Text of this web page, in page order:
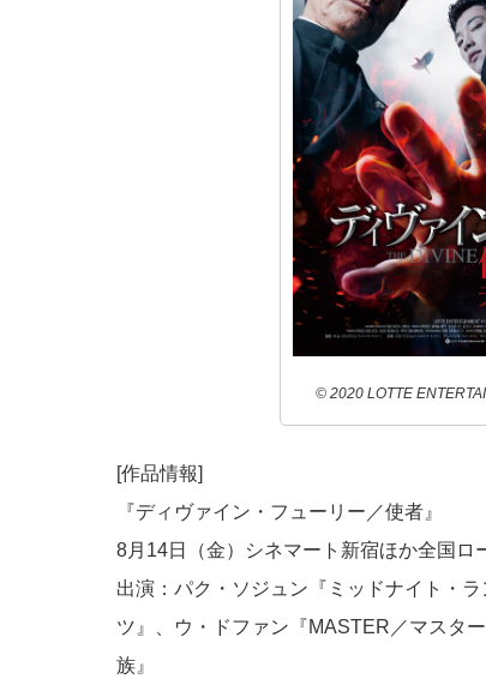
© 2020 LOTTE
[作品情報]
『ディヴァイン・フューリー／使者』
8月14日（金）シネマート新宿ほか全国ロ
出演：パク・ソジュン『ミッドナイト・
ツ』、ウ・ドファン『MASTER／マスタ
族』